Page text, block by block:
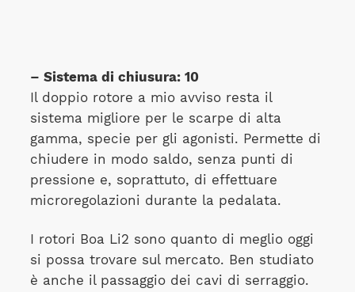
– Sistema di chiusura: 10
Il doppio rotore a mio avviso resta il
sistema migliore per le scarpe di alta
gamma, specie per gli agonisti. Permette di
chiudere in modo saldo, senza punti di
pressione e, soprattuto, di effettuare
microregolazioni durante la pedalata.
I rotori Boa Li2 sono quanto di meglio oggi
si possa trovare sul mercato. Ben studiato
è anche il passaggio dei cavi di serraggio.